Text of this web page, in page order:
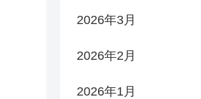
2026年3月
2026年2月
2026年1月